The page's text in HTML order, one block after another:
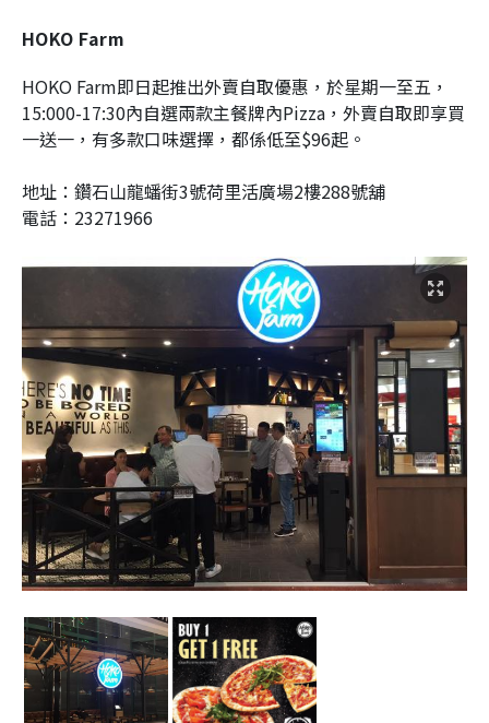
HOKO Farm
HOKO Farm即日起推出外賣自取優惠，於星期一至五，
15:000-17:30內自選兩款主餐牌內Pizza，外賣自取即享買
一送一，有多款口味選擇，都係低至$96起。
地址： 鑽石山龍蟠街3號荷里活廣場2樓288號舖
電話：23271966